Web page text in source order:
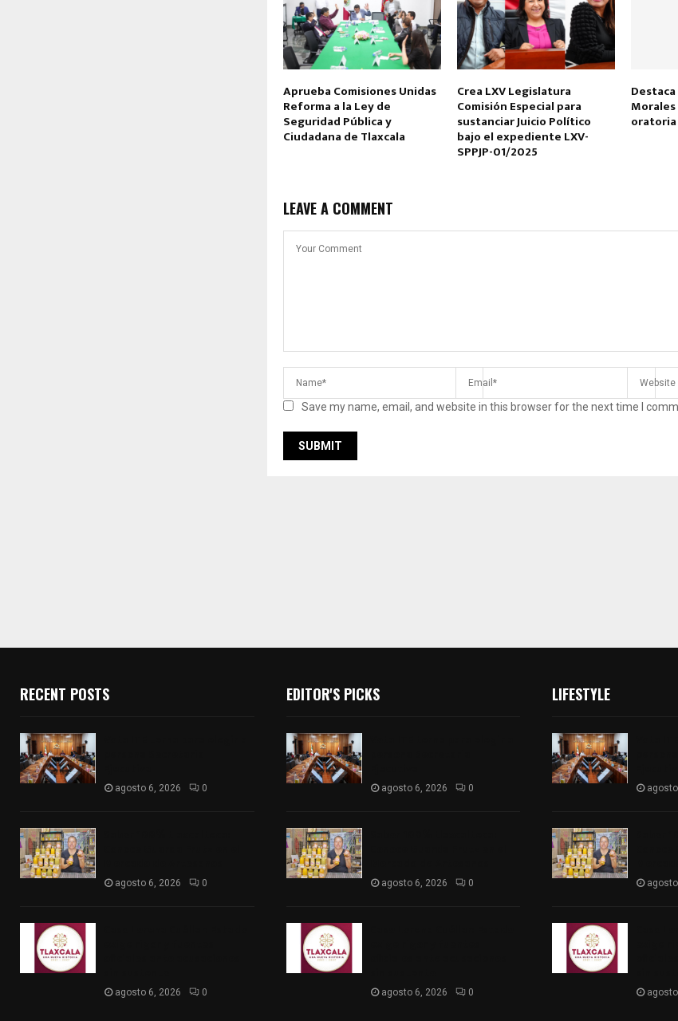
Aprueba Comisiones Unidas
Reforma a la Ley de
Seguridad Pública y
Ciudadana de Tlaxcala
Crea LXV Legislatura
Comisión Especial para
sustanciar Juicio Político
bajo el expediente LXV-
SPPJP-01/2025
oratoria
LEAVE A COMMENT
Save my name, email, and website in this browser for the next time I
RECENT POSTS
agosto 6, 2026 0
agosto 6, 2026 0
agosto 6, 2026 0
EDITOR'S PICKS
agosto 6, 2026 0
agosto 6, 2026 0
agosto 6, 2026 0
LIFESTYLE